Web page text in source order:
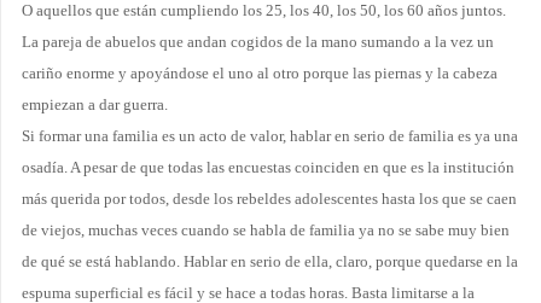
O aquellos que están cumpliendo los 25, los 40, los 50, los 60 años juntos.
La pareja de abuelos que andan cogidos de la mano sumando a la vez un
cariño enorme y apoyándose el uno al otro porque las piernas y la cabeza
empiezan a dar guerra.
Si formar una familia es un acto de valor, hablar en serio de familia es ya una
osadía. A pesar de que todas las encuestas coinciden en que es la institución
más querida por todos, desde los rebeldes adolescentes hasta los que se caen
de viejos, muchas veces cuando se habla de familia ya no se sabe muy bien
de qué se está hablando. Hablar en serio de ella, claro, porque quedarse en la
espuma superficial es fácil y se hace a todas horas. Basta limitarse a la